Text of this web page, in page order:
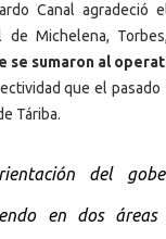
Canal
de Michelena,
se sumaron al
que el
Táriba.
del
en dos áreas